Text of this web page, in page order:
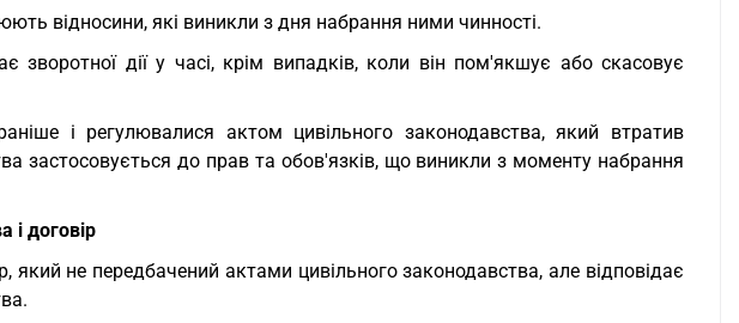
відносини, які виникли з дня набрання ними чинності.
зворотної дії у часі, крім випадків, коли він пом'якшує або скасовує
і регулювалися актом цивільного законодавства, який втратив
застосовується до прав та обов'язків, що виникли з моменту набрання
і договір
не передбачений актами цивільного законодавства, але відповідає